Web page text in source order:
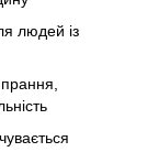
людей із